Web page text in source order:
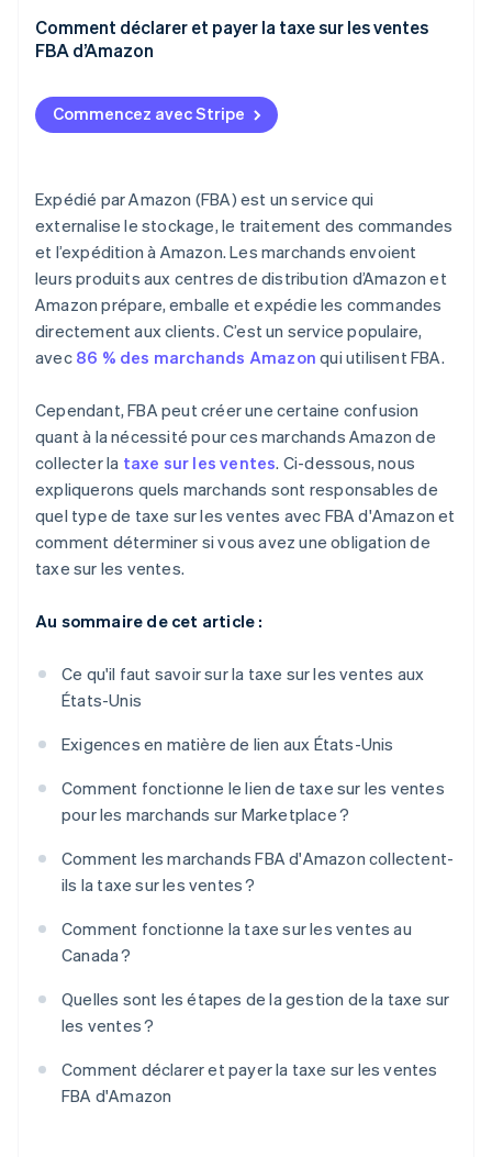
Responsabilités des marchands FBA d’Amazon
Identifier le lien
ventes
Configurer la collecte de la taxe sur les ventes sur
Collecter la taxe sur les ventes
Déclarer et verser la taxe sur les ventes
Comment déclarer et payer la taxe sur les ventes
FBA d’Amazon
Déclaration manuelle
Logiciel de taxe sur les ventes
Commencez avec Stripe
Expédié par Amazon (FBA) est un service qui
externalise le stockage, le traitement des commandes
et l’expédition à Amazon. Les marchands envoient
leurs produits aux centres de distribution d’Amazon et
Amazon prépare, emballe et expédie les commandes
directement aux clients. C’est un service populaire,
avec 86 % des marchands Amazon qui utilisent FBA.
Cependant, FBA peut créer une certaine confusion
quant à la nécessité pour ces marchands Amazon de
collecter la taxe sur les ventes. Ci-dessous, nous
expliquerons quels marchands sont responsables de
quel type de taxe sur les ventes avec FBA d'Amazon et
comment déterminer si vous avez une obligation de
taxe sur les ventes.
Au sommaire de cet article :
Ce qu'il faut savoir sur la taxe sur les ventes aux
États-Unis
Exigences en matière de lien aux États-Unis
Comment fonctionne le lien de taxe sur les ventes
pour les marchands sur Marketplace ?
Comment les marchands FBA d'Amazon collectent-
ils la taxe sur les ventes ?
Comment fonctionne la taxe sur les ventes au
Canada ?
Quelles sont les étapes de la gestion de la taxe sur
les ventes ?
Comment déclarer et payer la taxe sur les ventes
FBA d'Amazon